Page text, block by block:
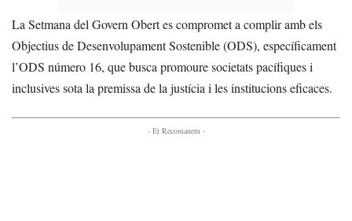
La Setmana del Govern Obert es compromet a complir amb els
Objectius de Desenvolupament Sostenible (ODS), específicament
l’ODS número 16, que busca promoure societats pacífiques i
inclusives sota la premissa de la justícia i les institucions eficaces.
- Et Recomanem -